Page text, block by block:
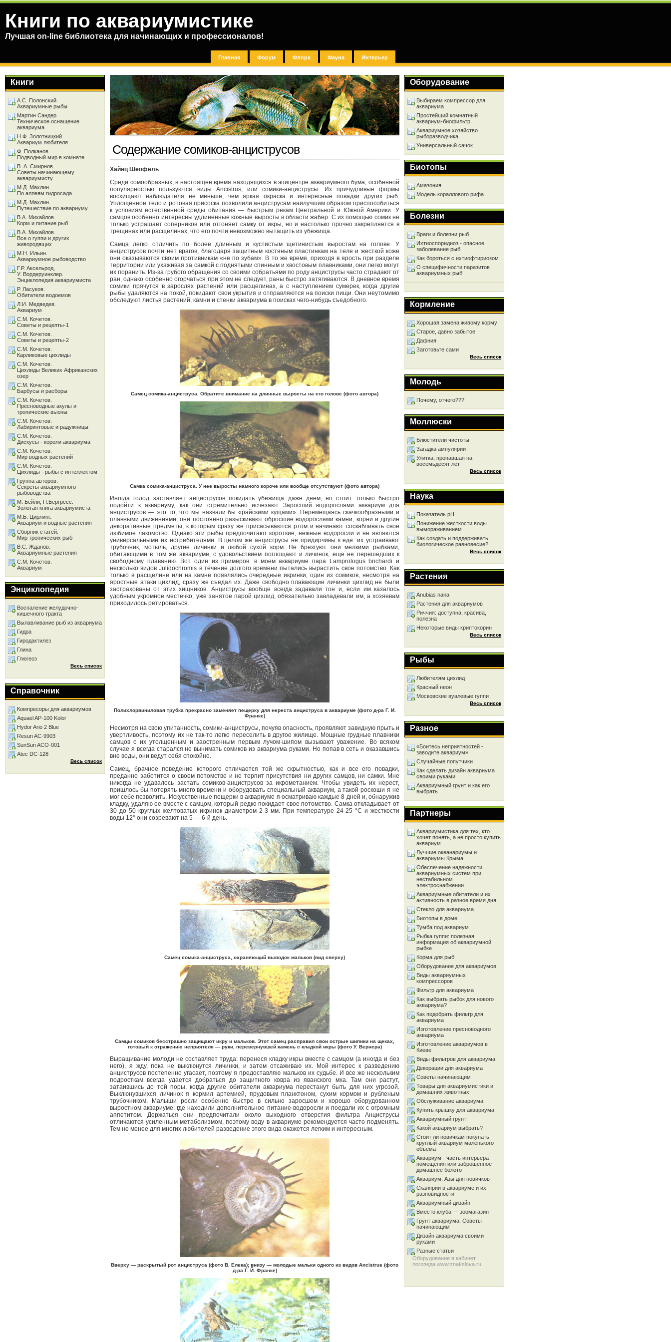
Книги по аквариумистике
Лучшая on-line библиотека для начинающих и профессионалов!
Главная Форум Флора Фауна Интерьер
Содержание сомиков-анциструсов
Хайнц Шёпфель
Среди сомообразных, в настоящее время находящихся в эпицентре аквариумного бума, особенной
популярностью пользуются виды Ancistrus, или сомики-анциструсы. Их причудливые формы
восхищают наблюдателя не меньше, чем яркая окраска и интересные повадки других рыб.
Уплощенное тело и ротовая присоска позволили анциструсам наилучшим образом приспособиться
к условиям естественной среды обитания — быстрым рекам Центральной и Южной Америки. У
самцов особенно интересны удлиненные кожные выросты в области жабер. С их помощью сомик не
только устрашает соперников или отгоняет самку от икры, но и настолько прочно закрепляется в
трещинах или расщелинах, что его почти невозможно вытащить из убежища.
Самца легко отличить по более длинным и кустистым щетинистым выростам на голове. У
анциструсов почти нет врагов, благодаря защитным костяным пластинкам на теле и жесткой коже
они оказываются своим противникам «не по зубам». В то же время, приходя в ярость при разделе
территории или ухаживая за самкой с поднятыми спинным и хвостовым плавниками, они легко могут
их поранить. Из-за грубого обращения со своими собратьями по роду анциструсы часто страдают от
ран, однако особенно огорчаться при этом не следует, раны быстро затягиваются. В дневное время
сомики прячутся в зарослях растений или расщелинах, а с наступлением сумерек, когда другие
рыбы удаляются на покой, покидают свои укрытия и отправляются на поиски пищи. Они неутомимо
обследуют листья растений, камни и стенки аквариума в поисках чего-нибудь съедобного.
Самец сомика-анциструса. Обратите внимание на длинные выросты на его голове (фото автора)
Самка сомика-анциструса. У нее выросты намного короче или вообще отсутствуют (фото автора)
Иногда голод заставляет анциструсов покидать убежища даже днем, но стоит только быстро
подойти к аквариуму, как они стремительно исчезают Заросший водорослями аквариум для
анциструсов — это то, что мы назвали бы «райскими кущами». Перемещаясь скачкообразными и
плавными движениями, они постоянно разыскивают обросшие водорослями камни, корни и другие
декоративные предметы, к которым сразу же присасываются ртом и начинают соскабливать свое
любимое лакомство. Однако эти рыбы предпочитают короткие, нежные водоросли и не являются
универсальными их истребителями. В целом же анциструсы не придирчивы к еде: их устраивают
трубочник, мотыль, другие личинки и любой сухой корм. Не брезгуют они мелкими рыбками,
обитающими в том же аквариуме, с удовольствием поглощают и личинок, еще не перешедших к
свободному плаванию. Вот один из примеров: в моем аквариуме пара Lamprologus brichardi и
несколько видов Julidochromis в течение долгого времени пытались вырастить свое потомство. Как
только в расщелине или на камне появлялись очередные икринки, один из сомиков, несмотря на
яростные атаки цихлид, сразу же съедал их. Даже свободно плавающие личинки цихлид не были
застрахованы от этих хищников. Анциструсы вообще всегда задавали тон и, если им казалось
удобным укромное местечко, уже занятое парой цихлид, обязательно завладевали им, а хозяевам
приходилось ретироваться.
Полихлорвиниловая трубка прекрасно заменяет пещерку для нереста анциструса в аквариуме (фото д-ра Г. И.
Франке)
Несмотря на свою упитанность, сомики-анциструсы, почуяв опасность, проявляют завидную прыть и
увертливость, поэтому их не так-то легко переселить в другое жилище. Мощные грудные плавники
самцов с их утолщенным и заостренным первым лучом-шипом вызывают уважение. Во всяком
случае я всегда старался не вынимать сомиков из аквариума руками. Но попав в сеть и оказавшись
вне воды, они ведут себя спокойно.
Самец, брачное поведение которого отличается той же скрытностью, как и все его повадки,
преданно заботится о своем потомстве и не терпит присутствия ни других самцов, ни самки. Мне
никогда не удавалось застать сомиков-анциструсов за икрометанием. Чтобы увидеть их нерест,
пришлось бы потерять много времени и оборудовать специальный аквариум, а такой роскоши я не
мог себе позволить. Искусственные пещерки в аквариуме я осматриваю каждые 8 дней и, обнаружив
кладку, удаляю ее вместе с самцом, который редко покидает свое потомство. Самка откладывает от
30 до 50 круглых желтоватых икринок диаметром 2-3 мм. При температуре 24-25 °С и жесткости
воды 12° они созревают на 5 — 6-й день.
Самец сомика-анциструса, охраняющий выводок мальков (вид сверху)
Самцы сомиков бесстрашно защищают икру и мальков. Этот самец расправил свои острые шипики на щеках,
готовый к отражению неприятеля — руки, перевернувшей камень с кладкой икры (фото У. Вернера)
Выращивание молоди не составляет труда: перенеся кладку икры вместе с самцом (а иногда и без
него), я жду, пока не выклюнутся личинки, и затем отсаживаю их. Мой интерес к разведению
анциструсов постепенно угасает, поэтому я предоставляю мальков их судьбе. И все же нескольким
подросткам всегда удается добраться до защитного ковра из яванского мха. Там они растут,
затаившись до той поры, когда другие обитатели аквариума перестанут быть для них угрозой.
Выклюнувшихся личинок я кормил артемией, прудовым планктоном, сухим кормом и рубленым
трубочником. Малыши росли особенно быстро в сильно заросшем и хорошо оборудованном
выростном аквариуме, где находили дополнительное питание-водоросли и поедали их с огромным
аппетитом. Держаться они предпочитали около выходного отверстия фильтра Анциструсы
отличаются усиленным метаболизмом, поэтому воду в аквариуме рекомендуется часто подменять.
Тем не менее для многих любителей разведение этого вида окажется легким и интересным.
Вверху — раскрытый рот анциструса (фото В. Елека); внизу — молодые мальки одного из видов Ancistrus (фото
д-ра Г. Й. Франке)
Оборудование
Выбираем компрессор для
аквариума
Простейший комнатный
аквариум-биофильтр
Аквариумное хозяйство
рыборазводчика
Универсальный сачок
Биотопы
Амазония
Модель кораллового рифа
Болезни
Враги и болезни рыб
Ихтиоспоридиоз - опасное
заболевание рыб
Как бороться с ихтиофтириозом
О специфичности паразитов
аквариумных рыб
Кормление
Хорошая замена живому корму
Старое, давно забытое
Дафния
Заготовьте сами
Весь список
Молодь
Почему, отчего???
Моллюски
Блюстители чистоты
Загадка ампулярии
Улитка, пропавшая на
восемьдесят лет
Весь список
Наука
Показатель рН
Понижение жесткоcти воды
вымораживанием
Как создать и поддерживать
биологическое равновесие?
Весь список
Растения
Anubias nana
Растения для аквариумов
Риччия: доступна, красива,
полезна
Некоторые виды криптокорин
Весь список
Рыбы
Любителям цихлид
Красный неон
Московские вуалевые гуппи
Весь список
Разное
«Боитесь неприятностей -
заводите аквариум»
Случайные попутчики
Как сделать дизайн аквариума
своими руками
Аквариумный грунт и как его
выбрать
Партнеры
Аквариумистика для тех, кто
хочет понять, а не просто купить
аквариум
Лучшие океанариумы и
аквариумы Крыма
Обеспечение надежности
аквариумных систем при
нестабильном
электроснабжении
Аквариумные обитатели и их
активность в разное время дня
Стекло для аквариума
Биотопы в доме
Тумба под аквариум
Рыбка гуппи: полезная
информация об аквариумной
рыбке
Корма для рыб
Оборудование для аквариумов
Виды аквариумных
компрессоров
Фильтр для аквариума
Как выбрать рыбок для нового
аквариума?
Как подобрать фильтр для
аквариума
Изготовление пресноводного
аквариума
Изготовление аквариумов в
Киеве
Виды фильтров для аквариума
Декорации для аквариума
Советы начинающим
Товары для аквариумистики и
домашних животных
Обслуживание аквариума
Купить крышку для аквариума
Аквариумный грунт
Какой аквариум выбрать?
Стоит ли новичкам покупать
круглый аквариум маленького
объема
Аквариум - часть интерьера
помещения или заброшенное
домашнее болото
Аквариум. Азы для новичков
Скалярии в аквариуме и их
разновидности
Аквариумный дизайн
Вместо клуба — зоомагазин
Грунт аквариума. Советы
начинающим
Дизайн аквариума своими
руками
Разные статьи
Оборудование в кабинет
логопеда www.znakslova.ru
Книги
А.С. Полонский.
Аквариумные рыбы
Мартин Сандер.
Техническое оснащение
аквариума
Н.Ф. Золотницкий.
Аквариум любителя
Ф. Полканов.
Подводный мир в комнате
В. А. Смирнов.
Советы начинающему
аквариумисту
М.Д. Махлин.
По аллеям гидросада
М.Д. Махлин.
Путешествие по аквариуму
В.А. Михайлов.
Корм и питание рыб
В.А. Михайлов.
Все о гуппи и других
живородящих
М.Н. Ильин.
Аквариумное рыбоводство
Г.Р. Аксельрод,
У. Вордеруинклер.
Энциклопедия аквариумиста
Р. Ласуков.
Обитатели водоемов
Л.И. Медведев.
Аквариум
С.М. Кочетов.
Советы и рецепты-1
С.М. Кочетов.
Советы и рецепты-2
С.М. Кочетов.
Карликовые цихлиды
С.М. Кочетов.
Цихлиды Великих Африканских
озер
С.М. Кочетов.
Барбусы и расборы
С.М. Кочетов.
Пресноводные акулы и
тропические вьюны
С.М. Кочетов.
Лабиринтовые и радужницы
С.М. Кочетов.
Дискусы - короли аквариума
С.М. Кочетов.
Мир водных растений
С.М. Кочетов.
Цихлиды - рыбы с интеллектом
Группа авторов.
Секреты аквариумного
рыбоводства
М. Бейли, П.Бергресс.
Золотая книга аквариумиста
М.Б. Цирлинг.
Аквариум и водные растения
Сборник статей.
Мир тропических рыб
В.С. Жданов.
Аквариумные растения
С.М. Кочетов.
Аквариум
Энциклопедия
Воспаление желудочно-
кишечного тракта
Вылавливание рыб из аквариума
Гидра
Гиродактилез
Глина
Глюгеоз
Весь список
Справочник
Компресоры для аквариумов
Aquael AP-100 Kolor
Hydor Ario 2 Blue
Resun AC-9903
SunSun ACO-001
Atec DC-128
Весь список